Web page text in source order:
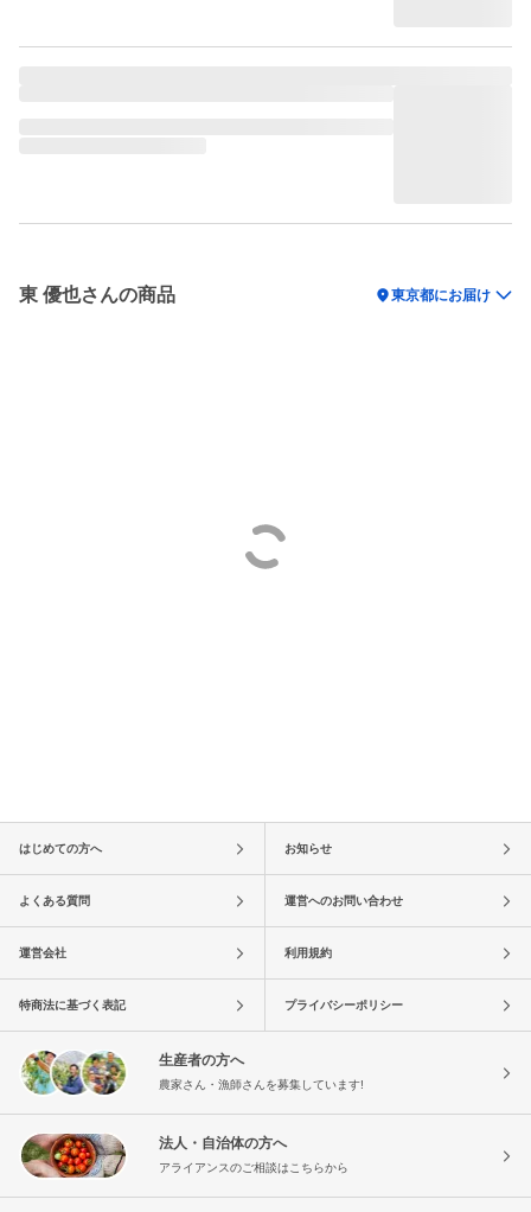
東 優也さんの商品 location_on東京都にお届け
はじめての方へ お知らせ
よくある質問 運営へのお問い合わせ
運営会社 利用規約
特商法に基づく表記 プライバシーポリシー
生産者の方へ
農家さん・漁師さんを募集しています!
法人・自治体の方へ
アライアンスのご相談はこちらから